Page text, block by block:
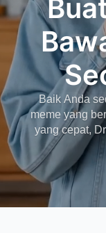
Baik Anda
meme yang
yang cepat,
membuat